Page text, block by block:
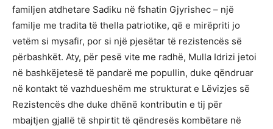
familjen atdhetare Sadiku në fshatin Gjyrishec – një
familje me tradita të thella patriotike, që e mirëpriti jo
vetëm si mysafir, por si një pjesëtar të rezistencës së
përbashkët. Aty, për pesë vite me radhë, Mulla Idrizi jetoi
në bashkëjetesë të pandarë me popullin, duke qëndruar
në kontakt të vazhdueshëm me strukturat e Lëvizjes së
Rezistencës dhe duke dhënë kontributin e tij për
mbajtjen gjallë të shpirtit të qëndresës kombëtare në